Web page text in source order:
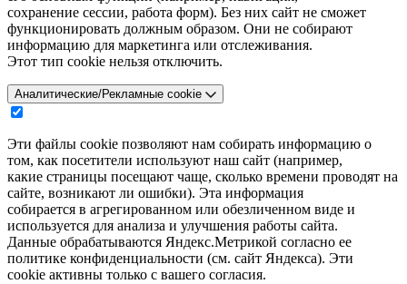
сохранение сессии, работа форм). Без них сайт не сможет
функционировать должным образом. Они не собирают
информацию для маркетинга или отслеживания.
Этот тип cookie нельзя отключить.
Аналитические/Рекламные cookie
Эти файлы cookie позволяют нам собирать информацию о
том, как посетители используют наш сайт (например,
какие страницы посещают чаще, сколько времени проводят на
сайте, возникают ли ошибки). Эта информация
собирается в агрегированном или обезличенном виде и
используется для анализа и улучшения работы сайта.
Данные обрабатываются Яндекс.Метрикой согласно ее
политике конфиденциальности (см. сайт Яндекса). Эти
cookie активны только с вашего согласия.